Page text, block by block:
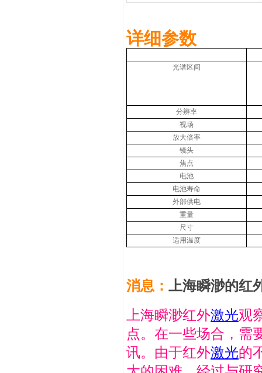
详细参数
光谱区间
分辨率
视场
放大倍率
镜头
焦点
电池
电池寿命
外部供电
重量
尺寸
适用温度
消息： 上海瞬渺的红
上海瞬渺红外激光观
点。在一些场合，需
讯。由于红外激光的